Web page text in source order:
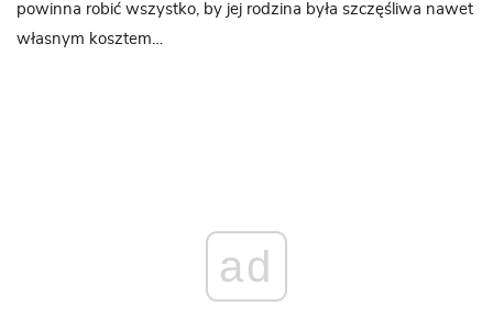
powinna robić wszystko, by jej rodzina była szczęśliwa nawet
własnym kosztem…
ad